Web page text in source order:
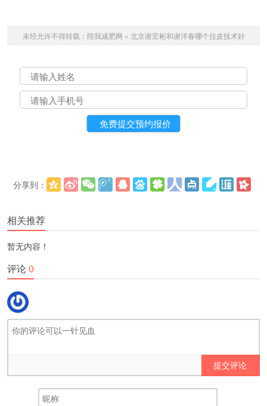
未经允许不得转载： 陪我减肥网 » 北京谢宏彬和谢洋春哪个拉皮技术好
分享到：
相关推荐
暂无内容！
评论0
提交评论